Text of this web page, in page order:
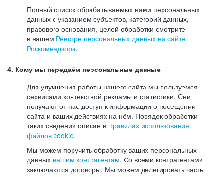
Полный список обрабатываемых нами персональных
данных с указанием субъектов, категорий данных,
правового основания, целей обработки смотрите
в нашем Реестре персональных данных на сайте
Роскомнадзора.
4. Кому мы передаём персональные данные
Для улучшения работы нашего сайта мы пользуемся
сервисами контекстной рекламы и статистики. Они
получают от нас доступ к информации о посещении
сайта и ваших действиях на нём. Порядок обработки
таких сведений описан в Правилах использования
файлов cookie.
Мы можем поручить обработку ваших персональных
данных нашим контрагентам. Со всеми контрагентами
заключаются договоры. Мы можем делегировать часть